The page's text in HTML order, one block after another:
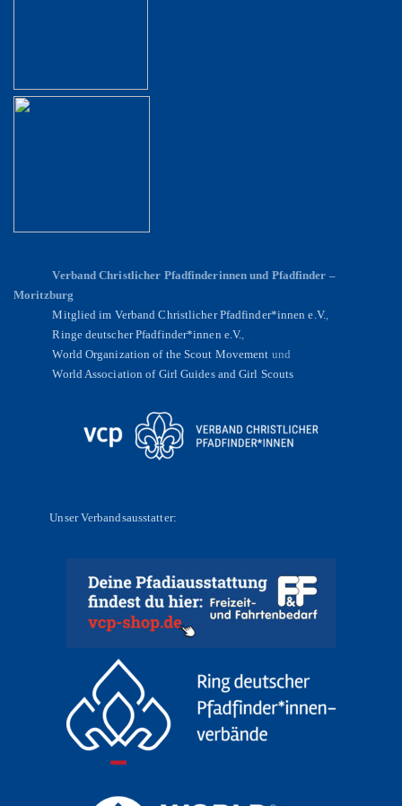
Verband Christlicher Pfadfinderinnen und Pfadfinder –
Moritzburg
Mitglied im Verband Christlicher Pfadfinder*innen e.V.,
Ringe deutscher Pfadfinder*innen e.V.,
World Organization of the Scout Movement und
World Association of Girl Guides and Girl Scouts
Unser Verbandsausstatter: